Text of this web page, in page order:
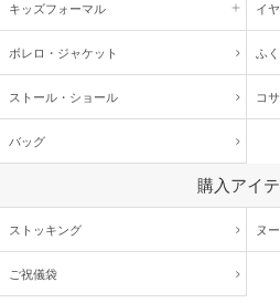
キッズフォーマル イ
ボレロ・ジャケット ふ
ストール・ショール コ
バッグ
購入アイ
ストッキング ヌ
ご祝儀袋